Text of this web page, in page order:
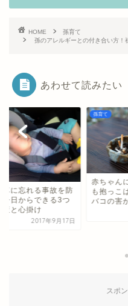
HOME
孫育て
孫のアレルギーとの付き合い方！
あわせて読みたい
ゃんにはタバコ後で
っこはNG！孫をタ
の害から守ろう
2017年9月3日
孫育て
祖父母が
きにどん
スポ